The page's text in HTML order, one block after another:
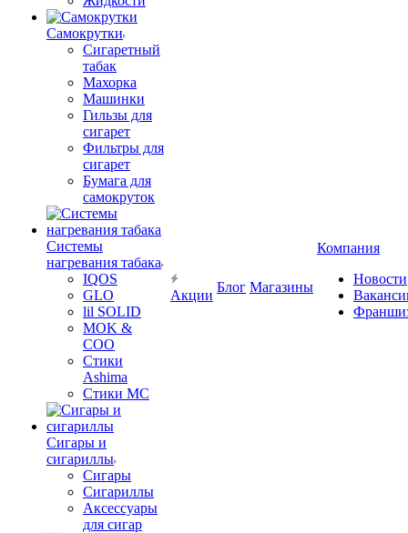
Самокрутки
Сигаретный
табак
Махорка
Машинки
Гильзы для
сигарет
Фильтры для
сигарет
Бумага для
самокруток
Системы
нагревания табака
IQOS
GLO
lil SOLID
MOK &
COO
Стики
Ashima
Стики MC
Сигары и
сигариллы
Сигары
Сигариллы
Аксессуары
для сигар
Акции
Блог Магазины
Компания
Новости